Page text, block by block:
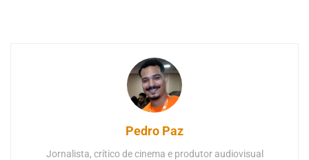
Pedro Paz
Jornalista, crítico de cinema e produtor audiovisual